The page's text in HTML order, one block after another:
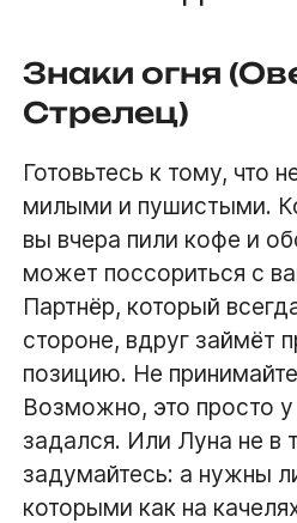
Знаки огня
Стрелец)
Готовьтесь к тому, что
милыми и пушистыми.
вы вчера пили кофе и
может поссориться с
Партнёр, который
стороне, вдруг займёт
позицию. Не
Возможно, это просто
задался. Или Луна не в
задумайтесь: а нужны
которыми как на